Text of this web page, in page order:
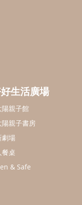
生活廣場
陽親子館
陽親子書房
劇場
餐桌
& Safe